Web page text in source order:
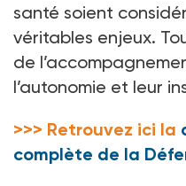
santé soient
véritables enjeux.
de
l’autonomie et leur
>>> Retrouvez ici la
complète de la